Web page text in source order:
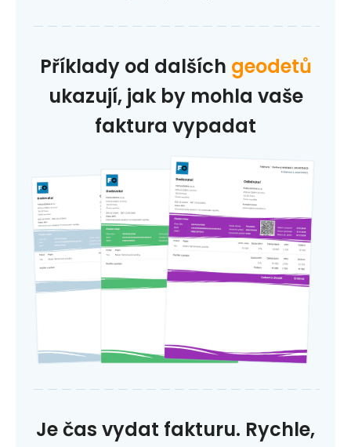
Příklady od dalších geodetů
ukazují, jak by mohla vaše
faktura vypadat
Je čas vydat fakturu. Rychle,